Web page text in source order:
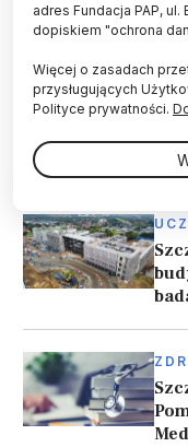
adres Fundacja PAP,
dopiskiem "ochrona
Więcej o zasadach
przysługujących
Polityce prywatności.